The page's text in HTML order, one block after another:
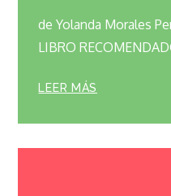
de Yolanda Morales
LIBRO
LEER MÁS